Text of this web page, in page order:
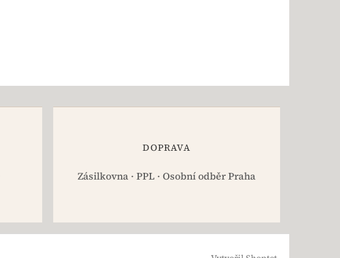
DOPRAVA
Zásilkovna · PPL · Osobní odběr Praha